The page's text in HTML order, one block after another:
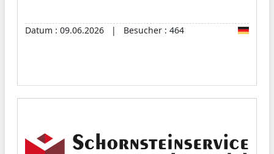
Datum : 09.06.2026 | Besucher : 464